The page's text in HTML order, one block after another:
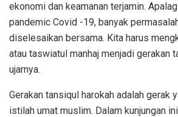
ekonomi dan keamanan terjamin.
pandemic Covid -19, banyak
diselesaikan bersama. Kita harus
atau taswiatul manhaj menjadi gerakan
ujarnya.
Gerakan tansiqul harokah adalah gerak
istilah umat muslim. Dalam kunjungan